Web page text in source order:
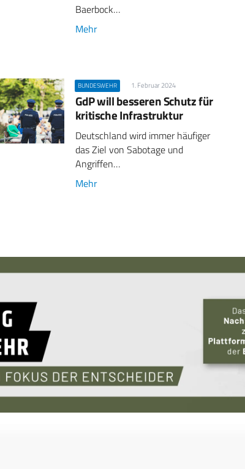
Baerbock…
Mehr
BUNDESWEHR 1. Februar 2024
GdP will besseren Schutz für
kritische Infrastruktur
Deutschland wird immer häufiger
das Ziel von Sabotage und
Angriffen…
Mehr